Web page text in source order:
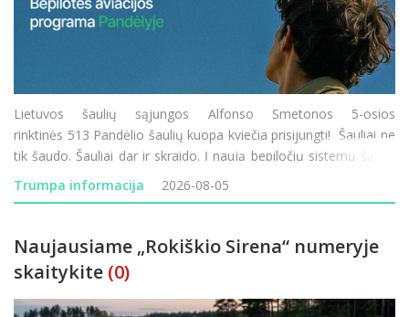
Lietuvos šaulių sąjungos Alfonso Smetonos 5-osios
rinktinės 513 Pandėlio šaulių kuopa kviečia prisijungti! Šauliai ne
tik šaudo. Šauliai dar ir skraido. Į naują bepiločių sistemų šaulių
komandą Pandėlyje kviečiame visus – ir tuos, kurie tu
Trumpa informacija 2026-08-05
Naujausiame „Rokiškio Sirena“ numeryje
skaitykite (0)